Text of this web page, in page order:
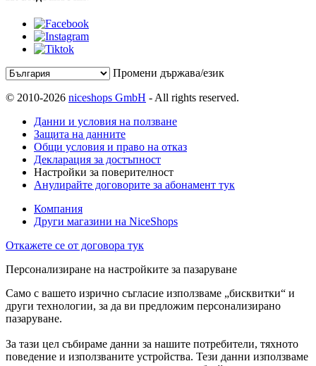
Промени държава/език
© 2010-2026 niceshops GmbH - All rights reserved.
Данни и условия на ползване
Защита на данните
Общи условия и право на отказ
Декларация за достъпност
Настройки за поверителност
Анулирайте договорите за абонамент тук
Компания
Други магазини на NiceShops
Откажете се от договора тук
Персонализиране на настройките за пазаруване
Само с вашето изрично съгласие използваме „бисквитки“ и
други технологии, за да ви предложим персонализирано
пазаруване.
За тази цел събираме данни за нашите потребители, тяхното
поведение и използваните устройства. Тези данни използваме